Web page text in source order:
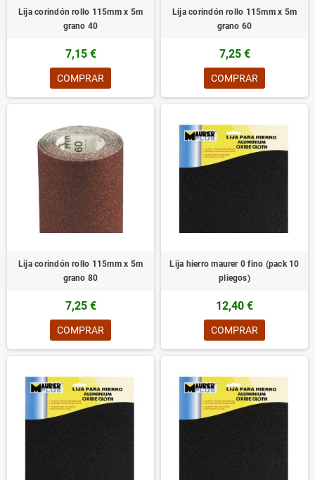
Lija corindón rollo 115mm x 5m
grano 40
7,15 €
COMPRAR
Lija corindón rollo 115mm x 5m
grano 60
7,25 €
COMPRAR
Lija corindón rollo 115mm x 5m
grano 80
7,25 €
COMPRAR
Lija hierro maurer 0 fino (pack 10
pliegos)
12,40 €
COMPRAR